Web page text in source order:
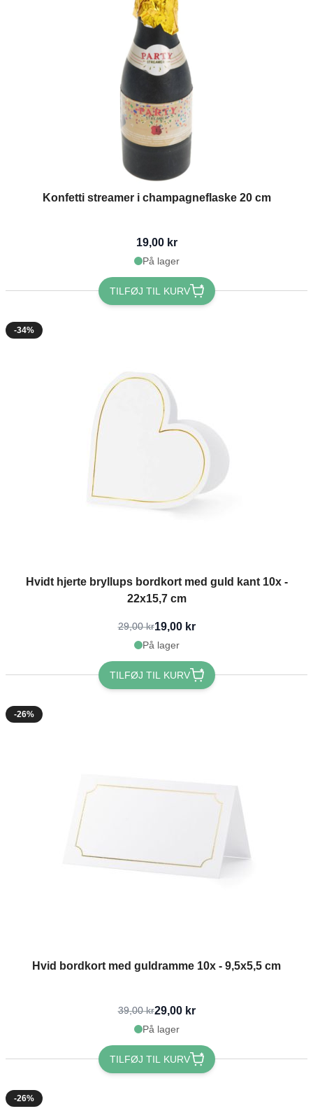
Konfetti streamer i champagneflaske 20 cm
19,00 kr
På lager
TILFØJ TIL KURV
-34%
Hvidt hjerte bryllups bordkort med guld kant 10x -
22x15,7 cm
29,00 kr19,00 kr
På lager
TILFØJ TIL KURV
-26%
Hvid bordkort med guldramme 10x - 9,5x5,5 cm
39,00 kr29,00 kr
På lager
TILFØJ TIL KURV
-26%